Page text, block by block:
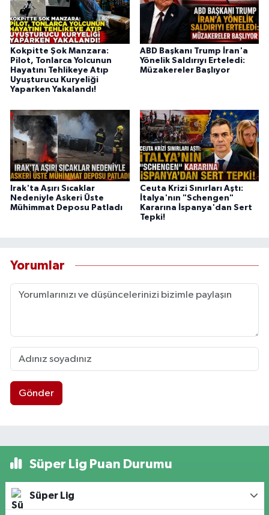
Kokpitte Şok Manzara:
Pilot, Tonlarca Yolcunun
Hayatını Tehlikeye Atıp
Uyuşturucu Kuryeliği
Yaparken Yakalandı!
ABD Başkanı Trump İran'a
Yönelik Saldırıyı Erteledi:
Müzakereler Başlıyor
Irak'ta Aşırı Sıcaklar
Nedeniyle Askeri Üste
Mühimmat Deposu Patladı
Ceuta Krizi Sınırları Aştı:
İtalya'nın "Schengen"
Kararına İspanya'dan Sert
Tepki!
Yorumlar
Gönder
Süper Lig Puan Durumu
Süper Lig